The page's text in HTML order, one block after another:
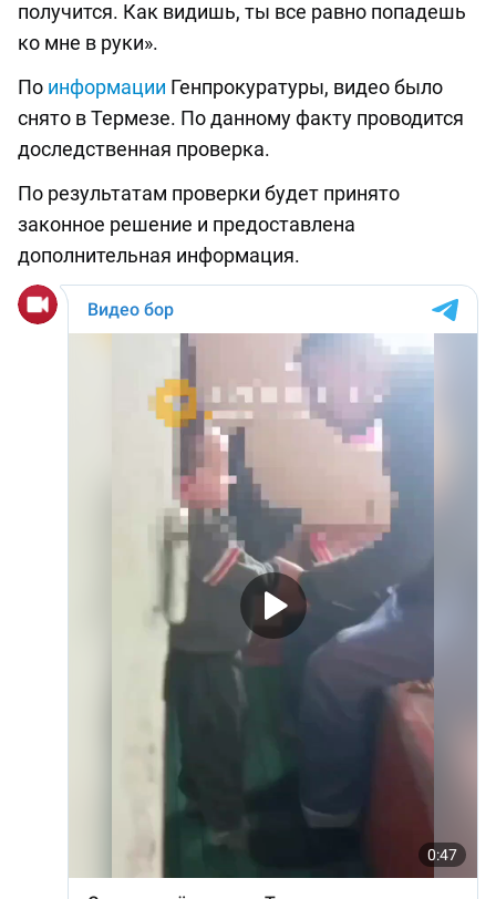
получится. Как видишь, ты все равно попадешь
ко мне в руки».
По информации Генпрокуратуры, видео было
снято в Термезе. По данному факту проводится
доследственная проверка.
По результатам проверки будет принято
законное решение и предоставлена
дополнительная информация.